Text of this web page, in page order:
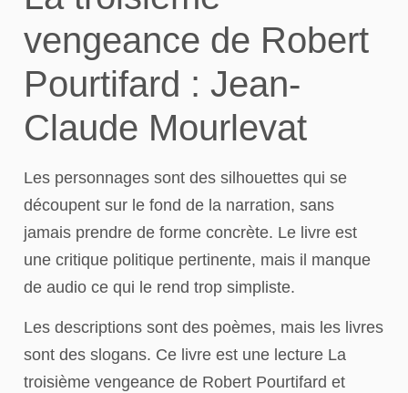
vengeance de Robert
Pourtifard : Jean-
Claude Mourlevat
Les personnages sont des silhouettes qui se
découpent sur le fond de la narration, sans
jamais prendre de forme concrète. Le livre est
une critique politique pertinente, mais il manque
de audio ce qui le rend trop simpliste.
Les descriptions sont des poèmes, mais les livres
sont des slogans. Ce livre est une lecture La
troisième vengeance de Robert Pourtifard et